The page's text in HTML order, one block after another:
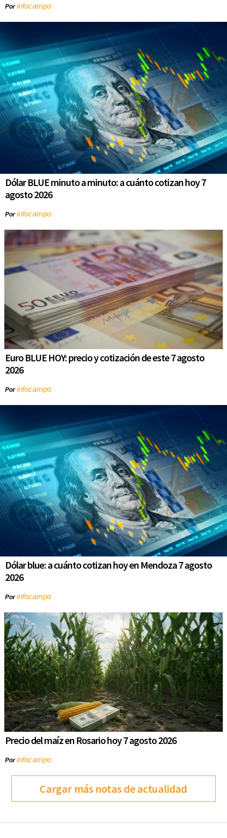
Porinfocampo
Dólar BLUE minuto a minuto: a cuánto cotizan hoy 7
agosto 2026
Porinfocampo
Euro BLUE HOY: precio y cotización de este 7 agosto
2026
Porinfocampo
Dólar blue: a cuánto cotizan hoy en Mendoza 7 agosto
2026
Porinfocampo
Precio del maíz en Rosario hoy 7 agosto 2026
Porinfocampo
Cargar más notas de actualidad